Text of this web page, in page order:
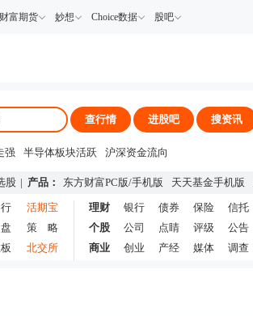
富期货 妙想 Choice数据 股吧
查行情 进股吧 搜资讯
强 半导体板块活跃
沪深资金流向
昨日涨停
股 | 产品： 东方财富PC版/手机版 天天基金手机版
活期宝
策 略
北交所
理财 银行 债券 保险
信托
个股
公司 点睛 评级
公告
商业
创业 产经 媒体 调查